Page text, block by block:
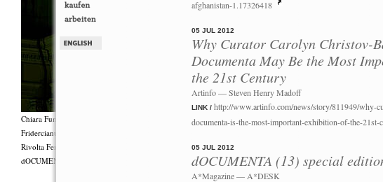
Chiara Fumai, Shut Up. Actually, Talk (The world will not explode), 2012, Gruppenperformance auf dem
Fridercianums featuring Zalumma Agra und die Stars of the East, Texte von Carla Lonzi (“Let’s Spit on Hegel,”
Rivolta Femminile (“I Say I,” 1977), Kostüme von Antonio Piccirilli, 60 Min., Courtesy Chiara Fumai, In
dOCUMENTA (13) und produziert mit Unterstützung des Fiorucci Art Trust, London. Foto: Henrik Stromberg
afghanistan-1.17326418
05 JUL 2012
Why Curator Carolyn Christov-
Documenta May Be the Most
the 21st Century
Artinfo — Steven Henry Madoff
LINK / http://www.artinfo.com/news/story/811949/why-
documenta-is-the-most-important-exhibition-of-the-21st-
05 JUL 2012
dOCUMENTA (13) special
A*Magazine — A*DESK